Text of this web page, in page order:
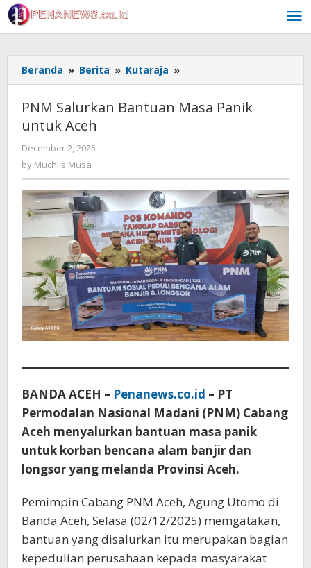
Skip
to
content
Beranda » Berita » Kutaraja »
Salurkan
Masa
PNM Salurkan Bantuan Masa Panik
untuk Aceh
December 2, 2025
by Muchlis Musa
BANDA ACEH – Penanews.co.id – PT
Permodalan Nasional Madani (PNM) Cabang
Aceh menyalurkan bantuan masa panik
untuk korban bencana alam banjir dan
longsor yang melanda Provinsi Aceh.
Pemimpin Cabang PNM Aceh, Agung Utomo di
Banda Aceh, Selasa (02/12/2025) memgatakan,
bantuan yang disalurkan itu merupakan bagian
kepedulian perusahaan kepada masyarakat